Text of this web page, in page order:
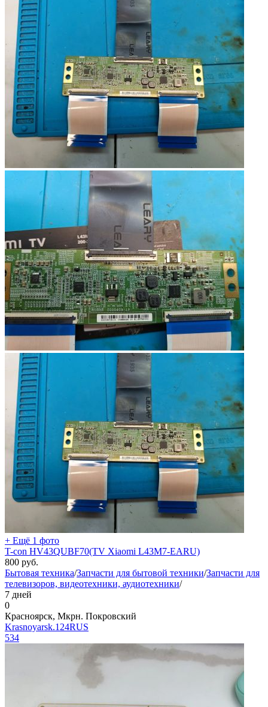
+ Ещё 1 фото
T-con HV43QUBF70(TV Xiaomi L43M7-EARU)
800 руб.
Бытовая техника/Запчасти для бытовой техники/Запчасти для
телевизоров, видеотехники, аудиотехники/
7 дней
0
Красноярск, Мкрн. Покровский
Krasnoyarsk.124RUS
534